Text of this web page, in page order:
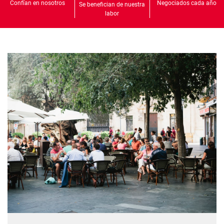
Confían en nosotros
Se benefician de nuestra
labor
Negociados cada año